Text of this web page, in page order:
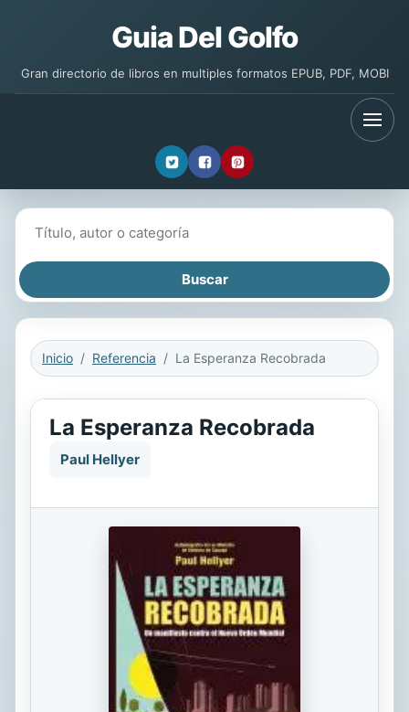
Guia Del Golfo
Gran directorio de libros en multiples formatos EPUB, PDF, MOBI
Inicio Referencia La Esperanza Recobrada
La Esperanza Recobrada
Paul Hellyer